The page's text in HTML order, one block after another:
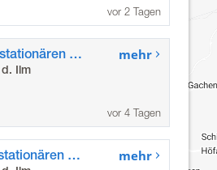
vor 2 Tagen
Pflegefachkraft (m/w/d) in der stationären Pflege
Ilm
mehr
vor 4 Tagen
Pflegehilfskraft (m/w/d) in der stationären Pflege mehr